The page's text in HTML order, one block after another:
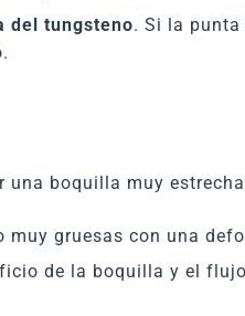
del tungsteno. Si la punta
boquilla muy
gruesas con una
de la boquilla y el